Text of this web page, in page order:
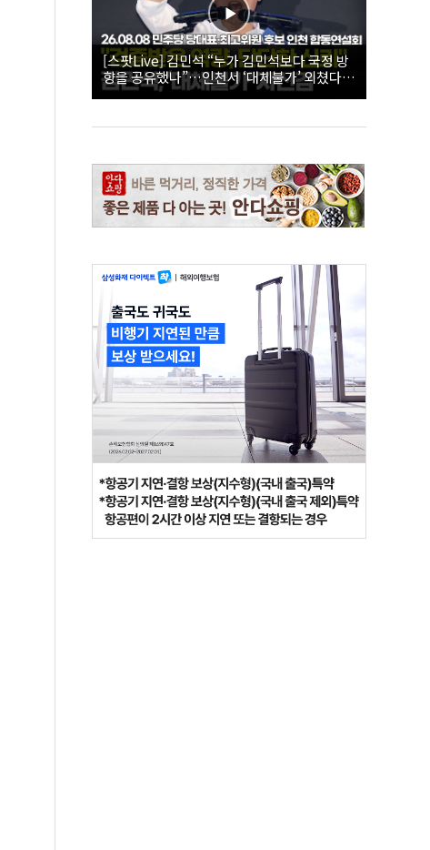
[스팟Live] 김민석 “누가 김민석보다 국정 방
향을 공유했나”…인천서 ‘대체불가’ 외쳤다 |
26.08.08 더불어민주당 당대표·최고위원 후